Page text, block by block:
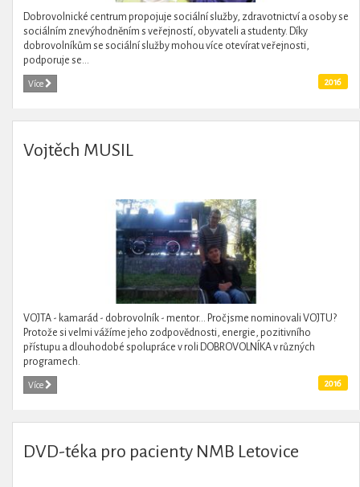
Dobrovolnické centrum propojuje sociální služby, zdravotnictví a osoby se
sociálním znevýhodněním s veřejností, obyvateli a studenty. Díky
dobrovolníkům se sociální služby mohou více otevírat veřejnosti,
podporuje se...
Více 2016
Vojtěch MUSIL
VOJTA - kamarád - dobrovolník - mentor... Proč jsme nominovali VOJTU?
Protože si velmi vážíme jeho zodpovědnosti, energie, pozitivního
přístupu a dlouhodobé spolupráce v roli DOBROVOLNÍKA v různých
programech.
Více 2016
DVD-téka pro pacienty NMB Letovice